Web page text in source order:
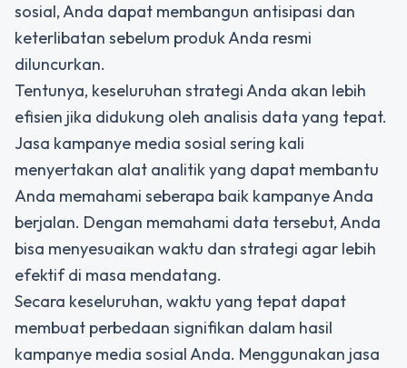
sosial, Anda dapat membangun antisipasi dan
keterlibatan sebelum produk Anda resmi
diluncurkan.
Tentunya, keseluruhan strategi Anda akan lebih
efisien jika didukung oleh analisis data yang tepat.
Jasa kampanye media sosial sering kali
menyertakan alat analitik yang dapat membantu
Anda memahami seberapa baik kampanye Anda
berjalan. Dengan memahami data tersebut, Anda
bisa menyesuaikan waktu dan strategi agar lebih
efektif di masa mendatang.
Secara keseluruhan, waktu yang tepat dapat
membuat perbedaan signifikan dalam hasil
kampanye media sosial Anda. Menggunakan jasa